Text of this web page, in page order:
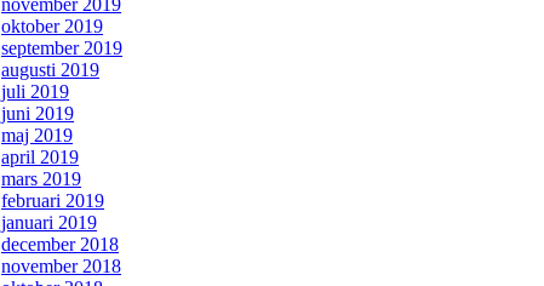
november 2019
oktober 2019
september 2019
augusti 2019
juli 2019
juni 2019
maj 2019
april 2019
mars 2019
februari 2019
januari 2019
december 2018
november 2018